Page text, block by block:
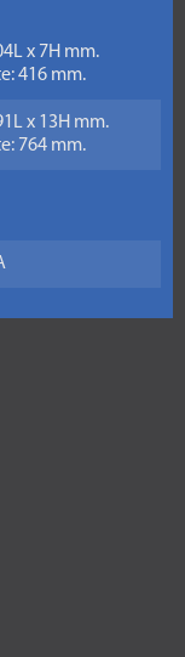
x 7H mm.
416 mm.
x 13H mm.
764 mm.